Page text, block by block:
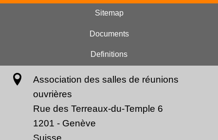
Sitemap
Documents
Definitions
Association des salles de réunions
ouvrières
Rue des Terreaux-du-Temple 6
1201 - Genève
Suisse